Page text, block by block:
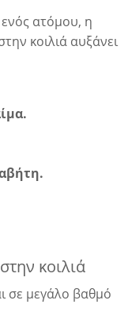
ατόμου, η
κοιλιά αυξάνει
κοιλιά
σε μεγάλο βαθμό